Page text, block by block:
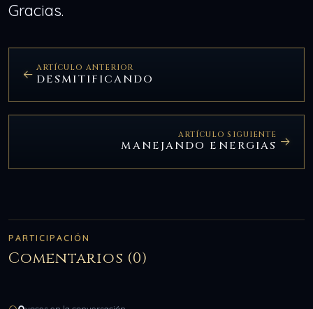
Gracias.
ARTÍCULO ANTERIOR
DESMITIFICANDO
ARTÍCULO SIGUIENTE
MANEJANDO ENERGIAS
PARTICIPACIÓN
Comentarios (0)